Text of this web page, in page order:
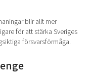
blir allt mer
för att stärka Sveriges
försvarsförmåga.